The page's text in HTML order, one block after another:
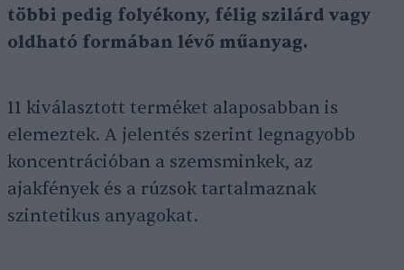
többi pedig folyékony, félig szilárd vagy
oldható formában lévő műanyag.
11 kiválasztott terméket alaposabban is
elemeztek. A jelentés szerint legnagyobb
koncentrációban a szemsminkek, az
ajakfények és a rúzsok tartalmaznak
szintetikus anyagokat.